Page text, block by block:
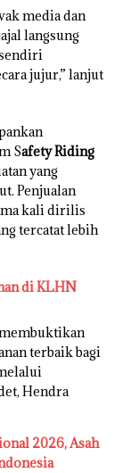
media dan
langsung
jujur,” lanjut
Safety Riding
yang
Penjualan
kali dirilis
tercatat lebih
di KLHN
terbaik bagi
Hendra
2026, Asah